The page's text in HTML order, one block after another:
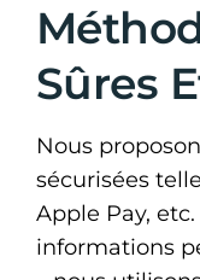
Sûres
Nous
sécurisées
Apple Pay,
informations